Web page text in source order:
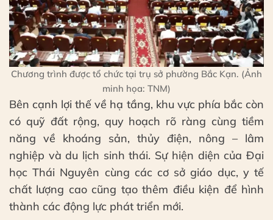
Chương trình được tổ chức tại trụ sở phường Bắc Kạn. (Ảnh
minh họa: TNM)
Bên cạnh lợi thế về hạ tầng, khu vực phía bắc còn
có quỹ đất rộng, quy hoạch rõ ràng cùng tiềm
năng về khoáng sản, thủy điện, nông – lâm
nghiệp và du lịch sinh thái. Sự hiện diện của Đại
học Thái Nguyên cùng các cơ sở giáo dục, y tế
chất lượng cao cũng tạo thêm điều kiện để hình
thành các động lực phát triển mới.